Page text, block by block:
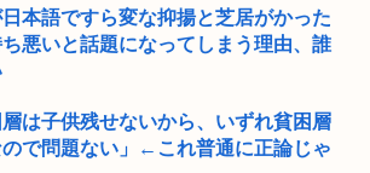
ちの納屋へ侵入して脱穀機で大けがを負っ
ラセが判明してめっちゃ炎上www
ん死去
本語ですら変な抑揚と芝居がかった
悪いと話題になってしまう理由、誰
は子供残せないから、いずれ貧困層
で問題ない」←これ普通に正論じゃ